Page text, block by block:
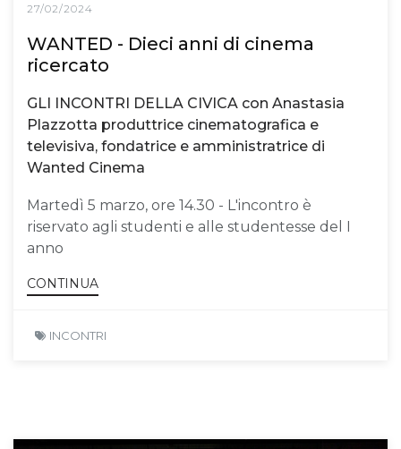
27/02/2024
WANTED - Dieci anni di cinema
ricercato
GLI INCONTRI DELLA CIVICA con Anastasia
Plazzotta produttrice cinematografica e
televisiva, fondatrice e amministratrice di
Wanted Cinema
Martedì 5 marzo, ore 14.30 - L'incontro è
riservato agli studenti e alle studentesse del I
anno
CONTINUA
INCONTRI